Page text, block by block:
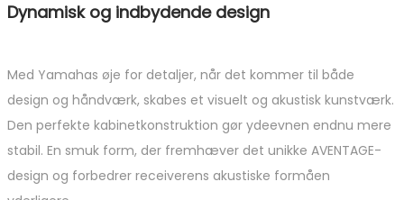
Dynamisk og indbydende design
Med Yamahas øje for detaljer, når det kommer til både
design og håndværk, skabes et visuelt og akustisk kunstværk.
Den perfekte kabinetkonstruktion gør ydeevnen endnu mere
stabil. En smuk form, der fremhæver det unikke AVENTAGE-
design og forbedrer receiverens akustiske formåen